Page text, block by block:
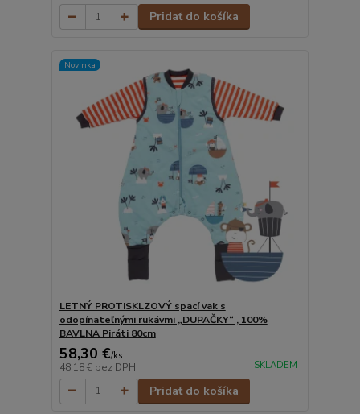
Pridať do košíka
Novinka
LETNÝ PROTISKLZOVÝ spací vak s
odopínateľnými rukávmi „DUPAČKY“ , 100%
BAVLNA Piráti 80cm
58,30 €/ks
48,18 € bez DPH SKLADEM
Pridať do košíka